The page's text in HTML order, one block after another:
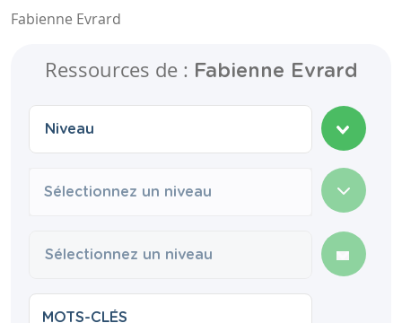
Fabienne Evrard
Ressources de : Fabienne Evrard
Sélectionnez un niveau